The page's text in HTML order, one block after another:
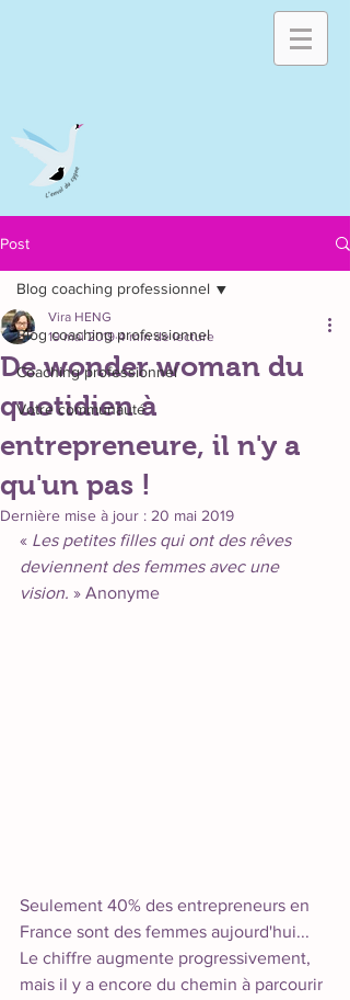
Post
Blog coaching professionnel
Coaching professionnel
Votre communauté
Blog coaching professionnel
De wonder woman du
quotidien à
entrepreneure, il n'y a
qu'un pas !
Vira HENG
19 mai 2019 4 min de lecture
Dernière mise à jour : 20 mai 2019
« Les petites filles qui ont des rêves
deviennent des femmes avec une
vision. » Anonyme
Seulement 40% des entrepreneurs en
France sont des femmes aujourd'hui...
Le chiffre augmente progressivement,
mais il y a encore du chemin à parcourir